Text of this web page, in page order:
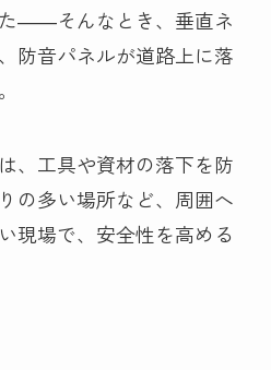
――そんなとき、垂直ネ
防音パネルが道路上に落
、工具や資材の落下を防
の多い場所など、周囲へ
現場で、安全性を高める